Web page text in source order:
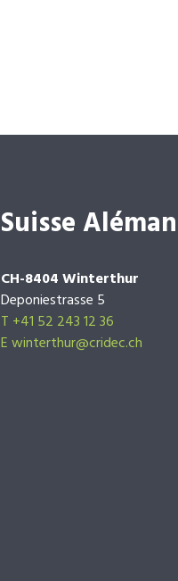
Suisse
CH-8404 Winterthur
Deponiestrasse 5
T +41 52 243 12 36
E winterthur@cridec.ch